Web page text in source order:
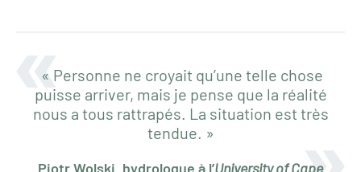
« Personne ne croyait qu’une telle chose
puisse arriver, mais je pense que la réalité
nous a tous rattrapés. La situation est très
tendue. »
Piotr Wolski, hydrologue à l’University of Cape